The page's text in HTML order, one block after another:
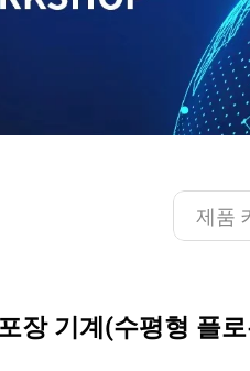
장 기계(수평형 플